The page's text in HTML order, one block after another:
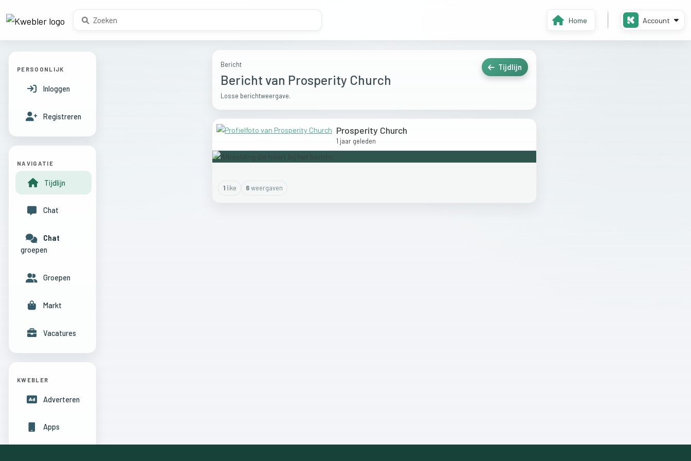
Home Account
Bericht
Bericht van Prosperity Church
Losse berichtweergave.
Tijdlijn
Prosperity Church
1 jaar geleden
1like 6weergaven
PERSOONLIJK
Inloggen
Registreren
NAVIGATIE
Tijdlijn
Chat
Chat
groepen
Groepen
Markt
Vacatures
KWEBLER
Adverteren
Apps